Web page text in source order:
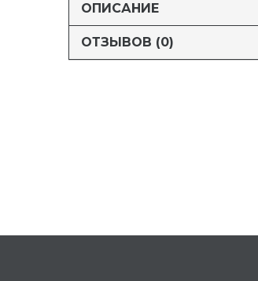
ОПИСАНИЕ
ОТЗЫВОВ (0)